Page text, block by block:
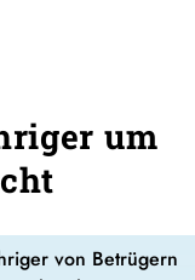
um
von Betrügern